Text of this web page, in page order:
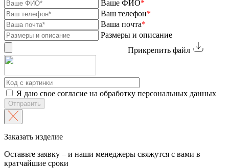
Ваше ФИО*
Ваш телефон*
Ваша почта*
Размеры и описание
Прикрепить файл
Я даю свое согласие на обработку персональных данных
Отправить
Заказать изделие
Оставьте заявку – и наши менеджеры свяжутся с вами в
кратчайшие сроки